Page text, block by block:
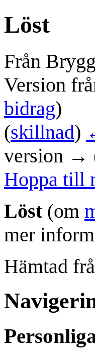
Löst
Från
Version
bidrag)
(skillnad)
version →
Hoppa till
Löst(om
mer
Hämtad